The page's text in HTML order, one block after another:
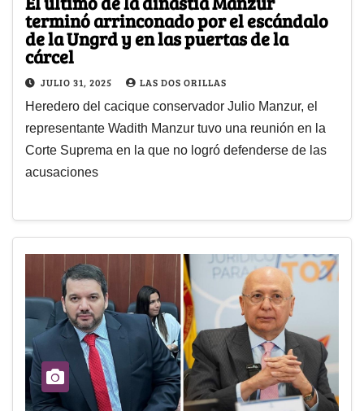
terminó arrinconado por el escándalo
de la Ungrd y en las puertas de la
cárcel
JULIO 31, 2025 LAS DOS ORILLAS
Heredero del cacique conservador Julio Manzur, el
representante Wadith Manzur tuvo una reunión en la
Corte Suprema en la que no logró defenderse de las
acusaciones